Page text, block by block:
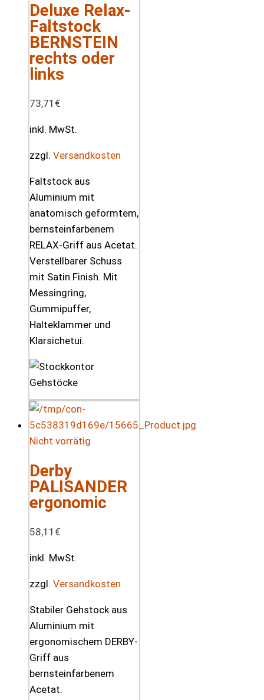
Deluxe Relax-
Faltstock
BERNSTEIN
rechts oder
links
73,71 €
inkl. MwSt.
zzgl. Versandkosten
Faltstock aus
Aluminium mit
anatomisch geformtem,
bernsteinfarbenem
RELAX-Griff aus Acetat.
Verstellbarer Schuss
mit Satin Finish. Mit
Messingring,
Gummipuffer,
Halteklammer und
Klarsichetui.
Nicht vorrätig
Derby
PALISANDER
ergonomic
58,11 €
inkl. MwSt.
zzgl. Versandkosten
Stabiler Gehstock aus
Aluminium mit
ergonomischem DERBY-
Griff aus
bernsteinfarbenem
Acetat.